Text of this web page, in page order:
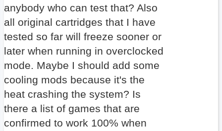
anybody who can test that? Also
all original cartridges that I have
tested so far will freeze sooner or
later when running in overclocked
mode. Maybe I should add some
cooling mods because it's the
heat crashing the system? Is
there a list of games that are
confirmed to work 100% when